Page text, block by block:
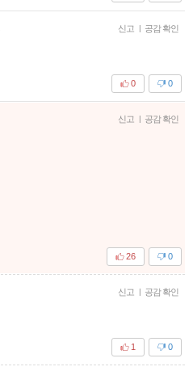
신고 | 공감 확인
0
0
신고 | 공감 확인
0
26
신고 | 공감 확인
0
1